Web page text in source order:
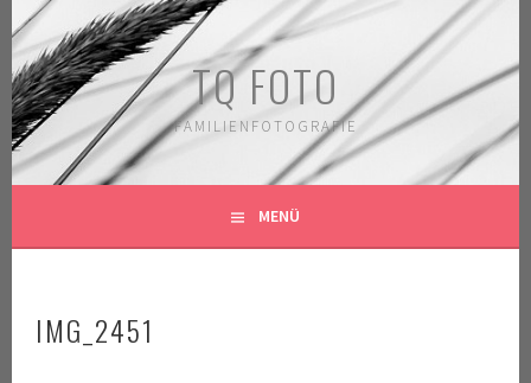
Springe
zum
Inhalt
TQ FOTO
FAMILIENFOTOGRAFIE
MENÜ
IMG_2451